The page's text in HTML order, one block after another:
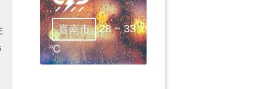
臺南市
28 ~ 33
℃